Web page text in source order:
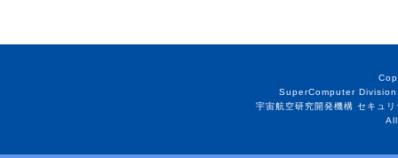
SuperComputer
宇宙航空研究開発機構 セキュ